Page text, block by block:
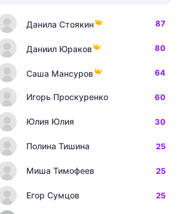
Данила Стоякин 87
Даниил Юраков 80
Саша Мансуров 64
Игорь Проскуренко 60
Юлия Юлия 30
Полина Тишина 25
Миша Тимофеев 25
Егор Сумцов 25